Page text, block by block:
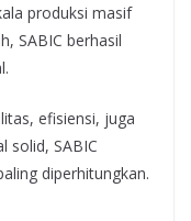
produksi masif
SABIC berhasil
efisiensi, juga
solid, SABIC
diperhitungkan.